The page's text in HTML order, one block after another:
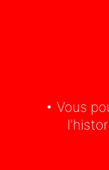
• Vous